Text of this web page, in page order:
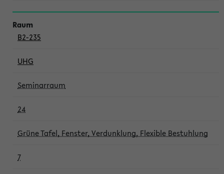
B2-235
UHG
Seminarraum
24
Grüne Tafel, Fenster, Verdunklung, Flexible Bestuhlung
7